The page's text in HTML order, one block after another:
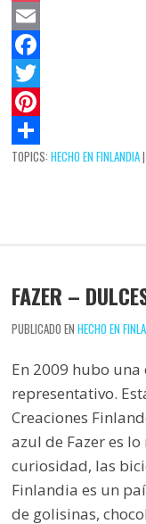
h
a
t
s
A
p
P
o
c
k
e
t
E
m
a
l
F
a
c
e
T
w
i
P
i
e
s
C
r
t
r
TOPICS: HECHO EN FINLANDIA|
FAZER –
PUBLICADO EN HECHO EN
En 2009 hubo
representativo.
Creaciones
azul de Fazer es
curiosidad, las
Finlandia es un
de golisinas,